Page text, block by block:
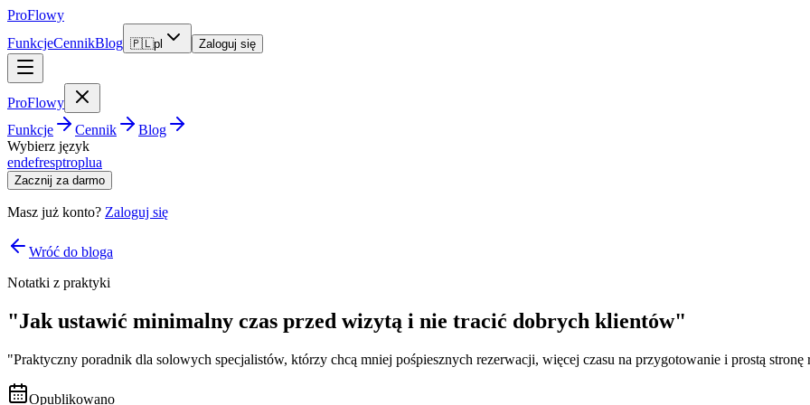
ProFlowy
FunkcjeCennikBlog 🇵🇱pl Zaloguj się
ProFlowy
Funkcje
Cennik
Blog
Wybierz język
endefresptroplua
Zacznij za darmo
Masz już konto? Zaloguj się
Wróć do bloga
Notatki z praktyki
"Jak ustawić minimalny czas przed wizytą i nie tracić dobrych klientów"
"Praktyczny poradnik dla solowych specjalistów, którzy chcą mniej pośpiesznych rezerwacji, więcej czasu na przygotowanie i prostą stronę
Opublikowano